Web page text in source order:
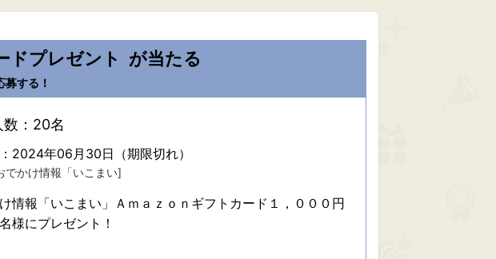
ドプレゼント が当たる
募する！
数：20名
2024年06月30日（期限切れ）
でかけ情報「いこまい]
情報「いこまい」Ａｍａｚｏｎギフトカード１，０００円
様にプレゼント！